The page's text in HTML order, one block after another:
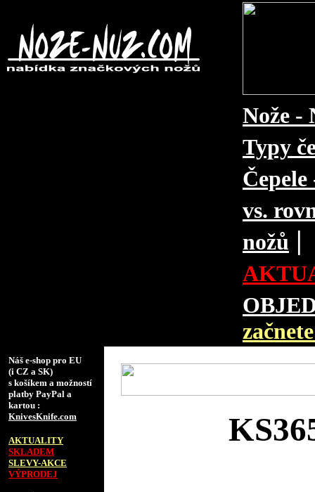
Nože -
Typy
vs.
nožů |
Náš e-shop pro EU
(i CZ a SK)
s košíkem a možností
platby PayPal a
kartou :
KnivesKnife.com
AKTUALITY
SKLADEM
SLEVY-AKCE
VÝPRODEJ